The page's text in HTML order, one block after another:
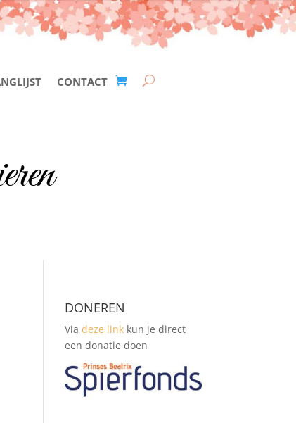
CONTACT
DONEREN
Viadeze link kun je direct
een donatie doen